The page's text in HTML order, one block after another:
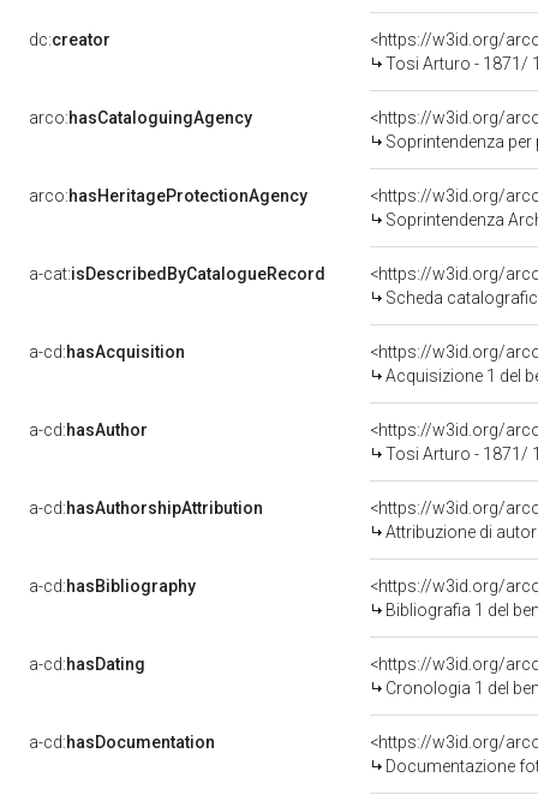
dc:creator
<https://w3id.org/
Tosi Arturo - 1871/
arco:hasCataloguingAgency
<https://w3id.org/
Soprintendenza per
arco:hasHeritageProtectionAgency
<https://w3id.org/
Soprintendenza
a-cat:isDescribedByCatalogueRecord
<https://w3id.org/
Scheda
a-cd:hasAcquisition
<https://w3id.org/
Acquisizione 1 del
a-cd:hasAuthor
<https://w3id.org/
Tosi Arturo - 1871/
a-cd:hasAuthorshipAttribution
<https://w3id.org/
Attribuzione di
a-cd:hasBibliography
<https://w3id.org/
Bibliografia 1 del
a-cd:hasDating
<https://w3id.org/
Cronologia 1 del
a-cd:hasDocumentation
Documentazione